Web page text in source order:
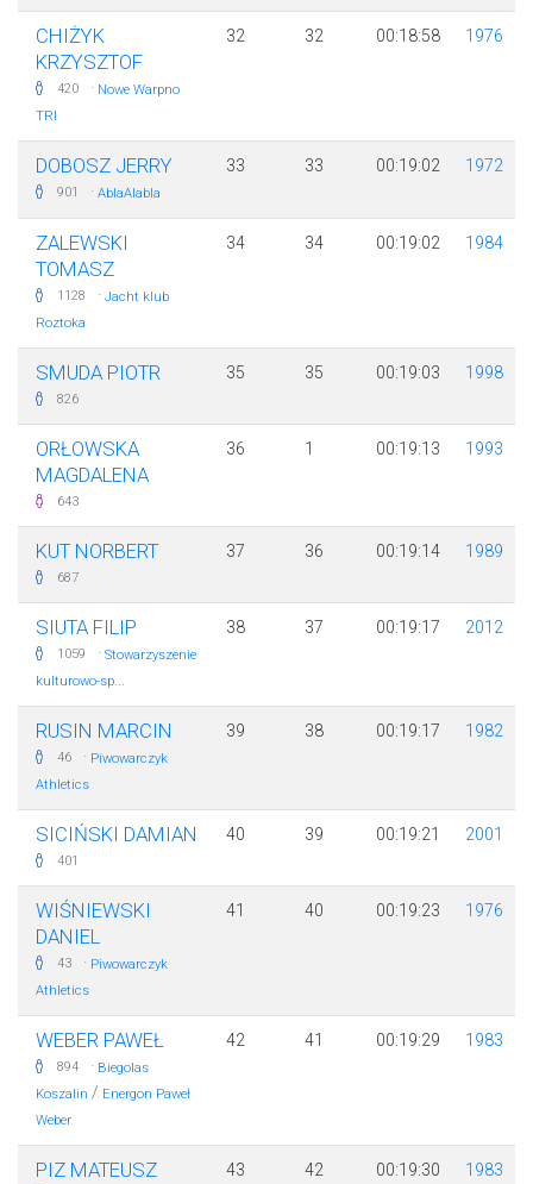
CHIŻYK
KRZYSZTOF
420 · Nowe Warpno
TRI
32 32 00:18:58 1976
DOBOSZ JERRY
901 · AblaAlabla
33 33 00:19:02 1972
ZALEWSKI
TOMASZ
1128 · Jacht klub
Roztoka
34 34 00:19:02 1984
SMUDA PIOTR
826
35 35 00:19:03 1998
ORŁOWSKA
MAGDALENA
643
36 1 00:19:13 1993
KUT NORBERT
687
37 36 00:19:14 1989
SIUTA FILIP
1059 · Stowarzyszenie
kulturowo-sp...
38 37 00:19:17 2012
RUSIN MARCIN
46 · Piwowarczyk
Athletics
39 38 00:19:17 1982
SICIŃSKI DAMIAN
401
40 39 00:19:21 2001
WIŚNIEWSKI
DANIEL
43 · Piwowarczyk
Athletics
41 40 00:19:23 1976
WEBER PAWEŁ
894 · Biegolas
Koszalin / Energon Paweł
Weber
42 41 00:19:29 1983
PIZ MATEUSZ 43 42 00:19:30 1983